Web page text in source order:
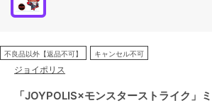
不良品以外【返品不可】 キャンセル不可
ジョイポリス
「JOYPOLIS×モンスターストライク」